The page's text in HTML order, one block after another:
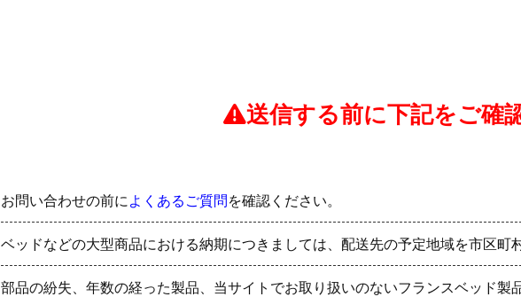
送信する前に下記をご確
お問い合わせの前に よくあるご質問を確認ください。
ベッドなどの大型商品における納期につきましては、配送先の予定地域を市区町
部品の紛失、年数の経った製品、当サイトでお取り扱いのないフランスベッド製